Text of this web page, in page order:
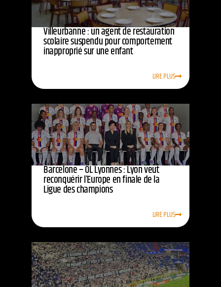
Villeurbanne : un agent de restauration
scolaire suspendu pour comportement
inapproprié sur une enfant
LIRE PLUS
Barcelone – OL Lyonnes : Lyon veut
reconquérir l’Europe en finale de la
Ligue des champions
LIRE PLUS